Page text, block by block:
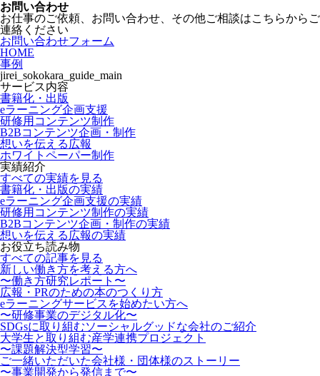
お問い合わせ
お仕事のご依頼、お問い合わせ、その他ご相談はこちらからご
連絡ください
お問い合わせフォーム
HOME
事例
jirei_sokokara_guide_main
サービス内容
書籍化・出版
eラーニング企画支援
研修用コンテンツ制作
B2Bコンテンツ企画・制作
想いを伝える広報
ホワイトペーパー制作
実績紹介
すべての実績を見る
書籍化・出版の実績
eラーニング企画支援の実績
研修用コンテンツ制作の実績
B2Bコンテンツ企画・制作の実績
想いを伝える広報の実績
お役立ち読み物
すべての記事を見る
新しい働き方を考える方へ
〜働き方研究レポート〜
広報・PRのための本のつくり方
eラーニングサービスを始めたい方へ
〜研修事業のデジタル化〜
SDGsに取り組むソーシャルグッドな会社のご紹介
大学生と取り組む産学連携プロジェクト
〜課題解決型学習〜
ご一緒いただいた会社様・団体様のストーリー
〜事業開発から発信まで〜